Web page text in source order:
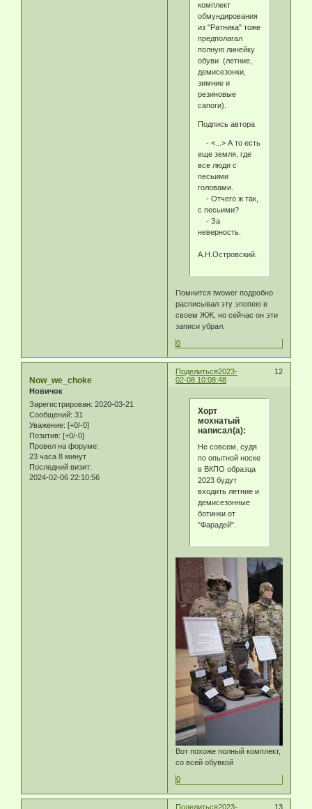
комплект
обмундирования
из "Ратника" тоже
предполагал
полную линейку
обуви (летние,
демисезонки,
зимние и
резиновые
сапоги).
Подпись автора
- <...> А то есть
еще земля, где
все люди с
песьими
головами.
- Отчего ж так,
с песьими?
- За
неверность.
А.Н.Островский.
Помнится twower подробно
расписывал эту эпопею в
своем ЖЖ, но сейчас он эти
записи убрал.
0
Поделиться 12
2023-
02-08 10:08:48
Now_we_choke
Новичок
Зарегистрирован: 2020-03-21
Сообщений: 31
Уважение: [+0/-0]
Позитив: [+0/-0]
Провел на форуме:
23 часа 8 минут
Последний визит:
2024-02-06 22:10:56
Хорт
мохнатый
написал(а):
Не совсем, судя
по опытной носке
в ВКПО образца
2023 будут
входить летние и
демисезонные
ботинки от
"Фарадей".
Вот похоже полный комплект,
со всей обувкой
0
Поделиться 13
2023-